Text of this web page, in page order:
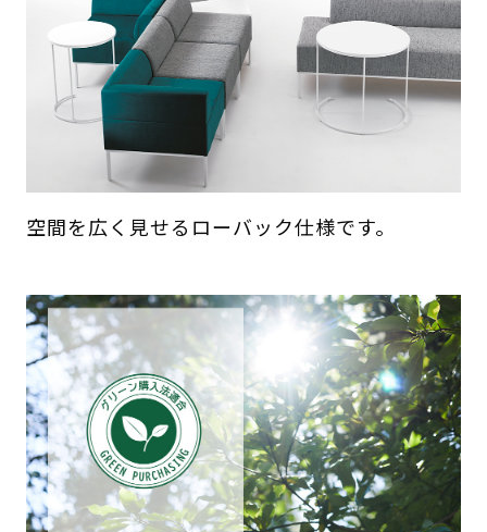
空間を広く見せるローバック仕様です。